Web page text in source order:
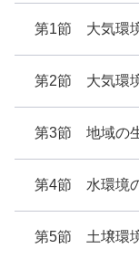
第1節 大気環
第2節 大気環
第3節 地域の
第4節 水環境
第5節 土壌環